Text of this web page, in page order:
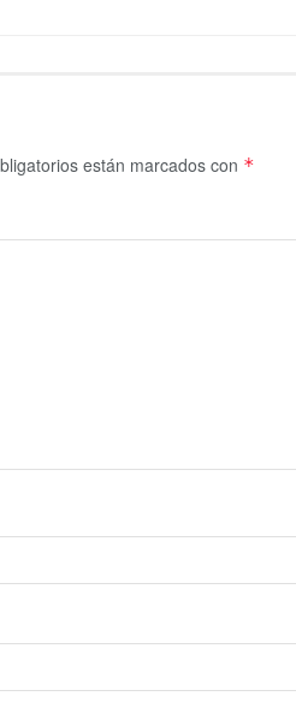
están marcados con *